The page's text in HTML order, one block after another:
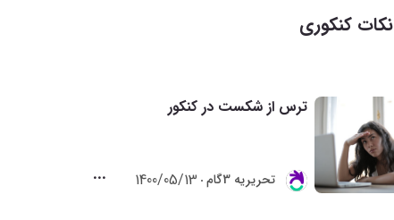
نکات کنکوری
ترس از شکست در کنکور
تحريريه 3گام 1400/05/13